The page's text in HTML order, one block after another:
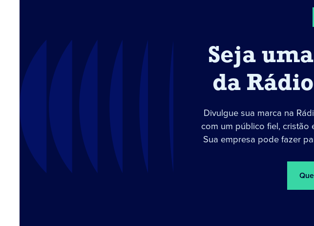
Seja
da
Divulgue sua marca na
com um público fiel, cristão
Sua empresa pode fazer